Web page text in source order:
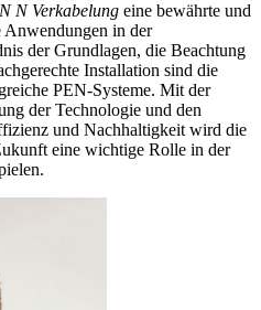
N Verkabelung eine bewährte und
Anwendungen in der
der Grundlagen, die Beachtung
Installation sind die
PEN-Systeme. Mit der
der Technologie und den
und Nachhaltigkeit wird die
eine wichtige Rolle in der